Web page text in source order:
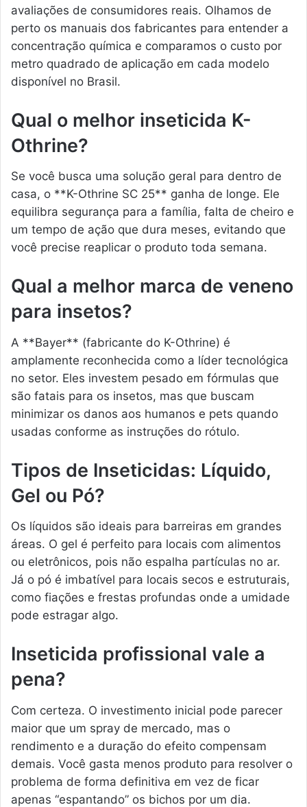
avaliações de consumidores reais. Olhamos de
perto os manuais dos fabricantes para entender a
concentração química e comparamos o custo por
metro quadrado de aplicação em cada modelo
disponível no Brasil.
Qual o melhor inseticida K-
Othrine?
Se você busca uma solução geral para dentro de
casa, o **K-Othrine SC 25** ganha de longe. Ele
equilibra segurança para a família, falta de cheiro e
um tempo de ação que dura meses, evitando que
você precise reaplicar o produto toda semana.
Qual a melhor marca de veneno
para insetos?
A **Bayer** (fabricante do K-Othrine) é
amplamente reconhecida como a líder tecnológica
no setor. Eles investem pesado em fórmulas que
são fatais para os insetos, mas que buscam
minimizar os danos aos humanos e pets quando
usadas conforme as instruções do rótulo.
Tipos de Inseticidas: Líquido,
Gel ou Pó?
Os líquidos são ideais para barreiras em grandes
áreas. O gel é perfeito para locais com alimentos
ou eletrônicos, pois não espalha partículas no ar.
Já o pó é imbatível para locais secos e estruturais,
como fiações e frestas profundas onde a umidade
pode estragar algo.
Inseticida profissional vale a
pena?
Com certeza. O investimento inicial pode parecer
maior que um spray de mercado, mas o
rendimento e a duração do efeito compensam
demais. Você gasta menos produto para resolver o
problema de forma definitiva em vez de ficar
apenas “espantando” os bichos por um dia.